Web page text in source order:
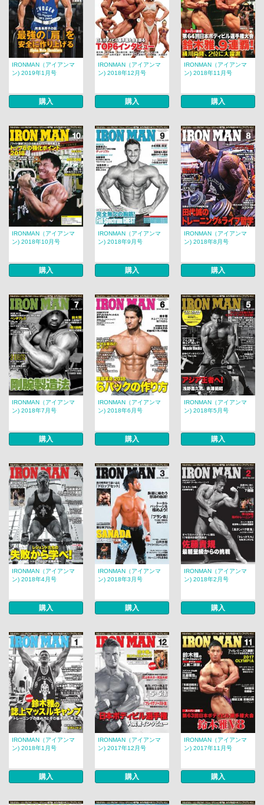
IRONMAN（アイアンマ
ン) 2019年1月号
購入
IRONMAN（アイアンマ
ン) 2018年12月号
購入
IRONMAN（アイアンマ
ン) 2018年11月号
購入
IRONMAN（アイアンマ
ン) 2018年10月号
購入
IRONMAN（アイアンマ
ン) 2018年9月号
購入
IRONMAN（アイアンマ
ン) 2018年8月号
購入
IRONMAN（アイアンマ
ン) 2018年7月号
購入
IRONMAN（アイアンマ
ン) 2018年6月号
購入
IRONMAN（アイアンマ
ン) 2018年5月号
購入
IRONMAN（アイアンマ
ン) 2018年4月号
購入
IRONMAN（アイアンマ
ン) 2018年3月号
購入
IRONMAN（アイアンマ
ン) 2018年2月号
購入
IRONMAN（アイアンマ
ン) 2018年1月号
購入
IRONMAN（アイアンマ
ン) 2017年12月号
購入
IRONMAN（アイアンマ
ン) 2017年11月号
購入